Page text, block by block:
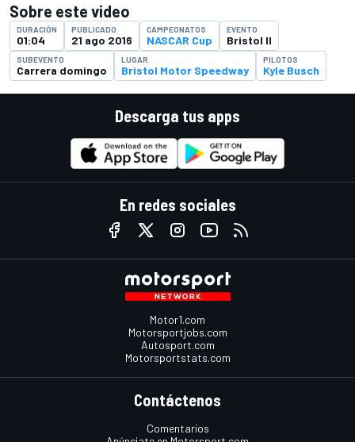
Sobre este video
DURACIÓN
01:04
PUBLICADO
21 ago 2016
CAMPEONATOS
NASCAR Cup
EVENTO
Bristol II
SUBEVENTO
Carrera domingo
LUGAR
Bristol Motor Speedway
PILOTOS
Kyle Busch
Descarga tus apps
En redes sociales
Motor1.com
Motorsportjobs.com
Autosport.com
Motorsportstats.com
Contáctenos
Comentarios